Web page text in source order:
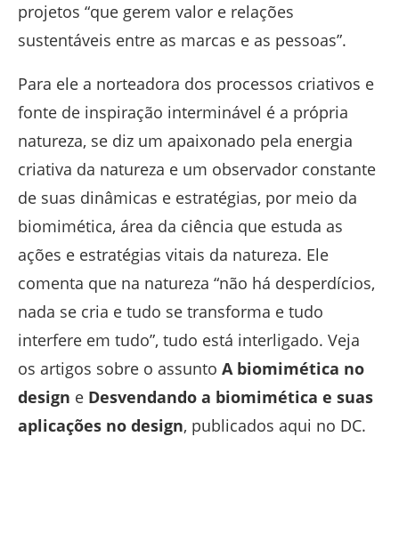
projetos “que gerem valor e relações
sustentáveis entre as marcas e as pessoas”.
Para ele a norteadora dos processos criativos e
fonte de inspiração interminável é a própria
natureza, se diz um apaixonado pela energia
criativa da natureza e um observador constante
de suas dinâmicas e estratégias, por meio da
biomimética, área da ciência que estuda as
ações e estratégias vitais da natureza. Ele
comenta que na natureza “não há desperdícios,
nada se cria e tudo se transforma e tudo
interfere em tudo”, tudo está interligado. Veja
os artigos sobre o assunto A biomimética no
design e Desvendando a biomimética e suas
aplicações no design, publicados aqui no DC.